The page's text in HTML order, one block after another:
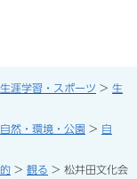
生涯学習・スポーツ > 生
自然・環境・公園 > 自
> 観る > 松井田文化会